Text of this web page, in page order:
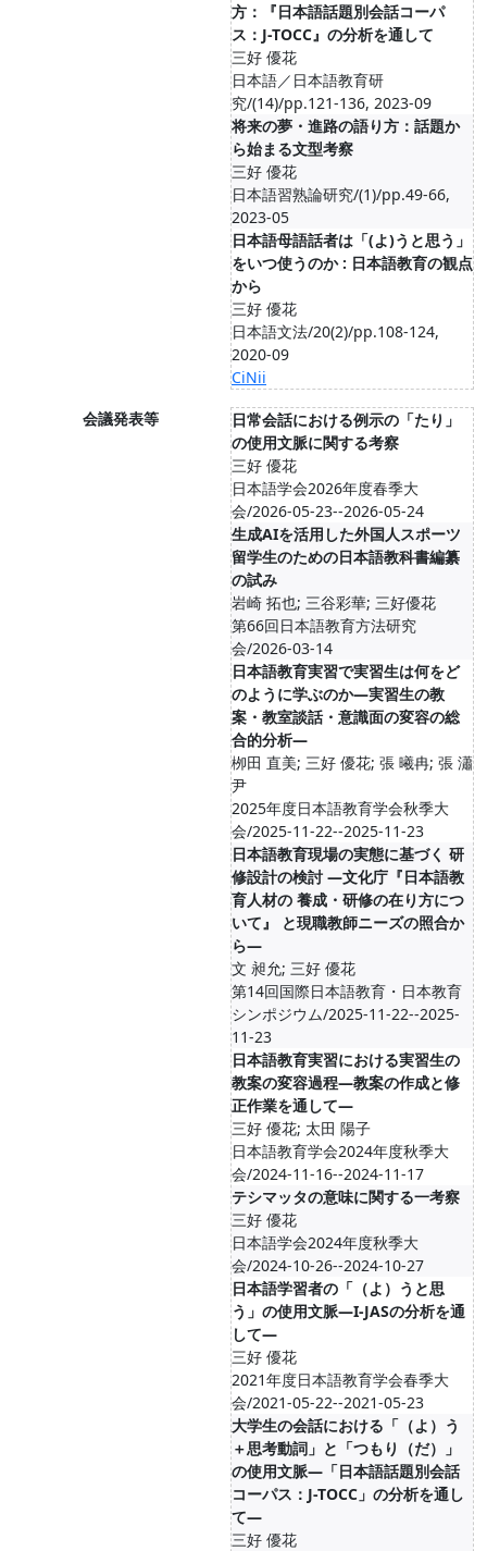
方：『日本語話題別会話コーパ
ス：J-TOCC』の分析を通して
三好 優花
日本語／日本語教育研
究/(14)/pp.121-136, 2023-09
将来の夢・進路の語り方：話題か
ら始まる文型考察
三好 優花
日本語習熟論研究/(1)/pp.49-66,
2023-05
日本語母語話者は「(よ)うと思う」
をいつ使うのか : 日本語教育の観点
から
三好 優花
日本語文法/20(2)/pp.108-124,
2020-09
CiNii
会議発表等
日常会話における例示の「たり」
の使用文脈に関する考察
三好 優花
日本語学会2026年度春季大
会/2026-05-23--2026-05-24
生成AIを活用した外国人スポーツ
留学生のための日本語教科書編纂
の試み
岩崎 拓也; 三谷彩華; 三好優花
第66回日本語教育方法研究
会/2026-03-14
日本語教育実習で実習生は何をど
のように学ぶのか―実習生の教
案・教室談話・意識面の変容の総
合的分析―
栁田 直美; 三好 優花; 張 曦冉; 張 瀟
尹
2025年度日本語教育学会秋季大
会/2025-11-22--2025-11-23
日本語教育現場の実態に基づく 研
修設計の検討 ―文化庁『日本語教
育人材の 養成・研修の在り方につ
いて』 と現職教師ニーズの照合か
ら―
文 昶允; 三好 優花
第14回国際日本語教育・日本教育
シンポジウム/2025-11-22--2025-
11-23
日本語教育実習における実習生の
教案の変容過程―教案の作成と修
正作業を通して―
三好 優花; 太田 陽子
日本語教育学会2024年度秋季大
会/2024-11-16--2024-11-17
テシマッタの意味に関する一考察
三好 優花
日本語学会2024年度秋季大
会/2024-10-26--2024-10-27
日本語学習者の「（よ）うと思
う」の使用文脈―I-JASの分析を通
して―
三好 優花
2021年度日本語教育学会春季大
会/2021-05-22--2021-05-23
大学生の会話における「（よ）う
＋思考動詞」と「つもり（だ）」
の使用文脈―「日本語話題別会話
コーパス：J-TOCC」の分析を通し
て―
三好 優花